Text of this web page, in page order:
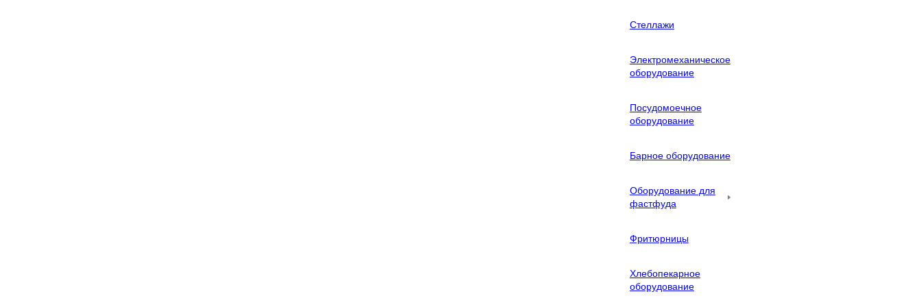
Стеллажи
Электромеханическое
оборудование
Посудомоечное
оборудование
Барное оборудование
Оборудование для
фастфуда
Фритюрницы
Хлебопекарное
оборудование